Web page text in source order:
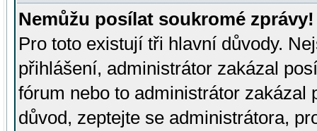
Nemůžu posílat soukromé zprávy!
Pro toto existují tři hlavní důvody.
přihlášení, administrátor zakázal
fórum nebo to administrátor zakázal
důvod, zeptejte se administrátora,